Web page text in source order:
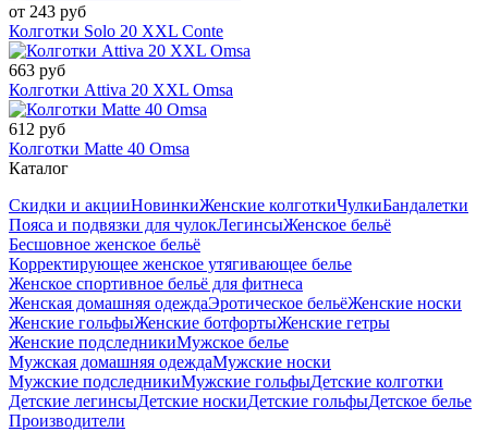
от 243 руб
Колготки Solo 20 XXL Conte
663 руб
Колготки Attiva 20 XXL Omsa
612 руб
Колготки Matte 40 Omsa
Каталог
Скидки и акцииНовинкиЖенские колготкиЧулкиБандалетки
Пояса и подвязки для чулокЛегинсыЖенское бельё
Бесшовное женское бельё
Корректирующее женское утягивающее белье
Женское спортивное бельё для фитнеса
Женская домашняя одеждаЭротическое бельёЖенские носки
Женские гольфыЖенские ботфортыЖенские гетры
Женские подследникиМужское белье
Мужская домашняя одеждаМужские носки
Мужские подследникиМужские гольфыДетские колготки
Детские легинсыДетские носкиДетские гольфыДетское белье
Производители